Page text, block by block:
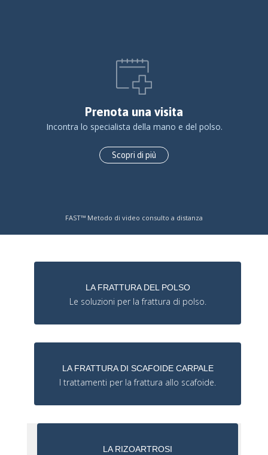
Prenota una visita
Incontra lo specialista della mano e del polso.
Scopri di più
FAST™ Metodo di video consulto a distanza
LA FRATTURA DEL POLSO
Le soluzioni per la frattura di polso.
LA FRATTURA DI SCAFOIDE CARPALE
I trattamenti per la frattura allo scafoide.
LA RIZOARTROSI